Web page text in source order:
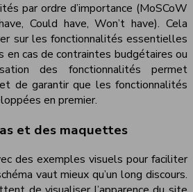
par ordre d’importance (MoSCoW
Could have, Won’t have). Cela
sur les fonctionnalités essentielles
cas de contraintes budgétaires ou
des fonctionnalités permet
de garantir que les fonctionnalités
en premier.
et des maquettes
des exemples visuels pour faciliter
vaut mieux qu’un long discours.